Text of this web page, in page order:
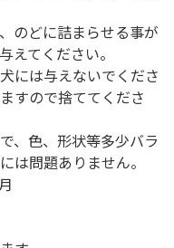
のどに詰まらせる事が
えてください。
には与えないでくださ
すので捨ててくださ
、色、形状等多少バラ
は問題ありません。